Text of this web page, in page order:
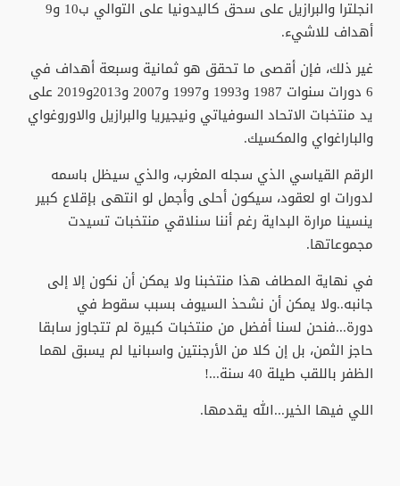
انجلترا والبرازيل على سحق كاليدونيا على التوالي ب10 و9
أهداف للاشيء.
غير ذلك، فإن أقصى ما تحقق هو ثمانية وسبعة أهداف في
6 دورات سنوات 1987 و1993 و1997 و2007 و2013و2019 على
يد منتخبات الاتحاد السوفياتي ونيجيريا والبرازيل والاوروغواي
والباراغواي والمكسيك.
الرقم القياسي الذي سجله المغرب، والذي سيظل باسمه
لدورات او لعقود، سيكون أحلى وأجمل لو انتهى بإقلاع كبير
ينسينا مرارة البداية رغم أننا سنلاقي منتخبات تسيدت
مجموعاتها.
في نهاية المطاف هذا منتخبنا ولا يمكن أن نكون إلا إلى
جانبه..ولا يمكن أن نشحذ السيوف بسبب سقوط في
دورة...فنحن لسنا أفضل من منتخبات كبيرة لم تتجاوز سابقا
حاجز الثمن، بل إن كلا من الأرجنتين واسبانيا لم يسبق لهما
الظفر باللقب طيلة 40 سنة...!
اللي فيها الخير...الله يقدمها.